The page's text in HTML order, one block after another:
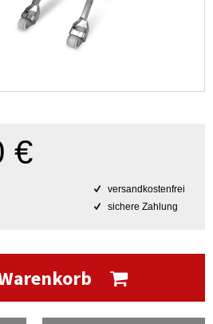
€
versandkostenfrei
sichere Zahlung